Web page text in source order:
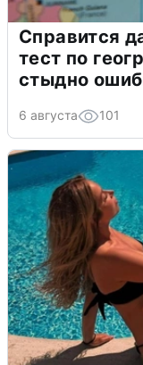
Справится
тест по
стыдно
6 августа 101